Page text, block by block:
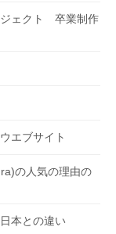
ジェクト 卒業制作
エブサイト
の人気の理由の
本との違い